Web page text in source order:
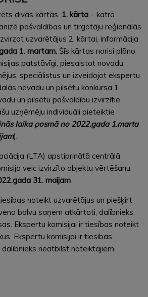
divās kārtās. 1. kārta – katrā
pašvaldības un tirgotāju reģionālās
uzvarētājus 2. kārtai, informācija
1. martam. Šīs kārtas norisi plāno
patstāvīgi, piesaistot novadu
speciālistus un izveidojot ekspertu
novadu un pilsētu konkursa 1.
un pilsētu pašvaldību izvirzītie
uzņēmēju individuāli pieteiktie
laika posmā no 2022.gada 1.marta
).
(LTA) apstiprinātā centrālā
veic izvirzīto objektu vērtēšanu
31. maijam
noteikt uzvarētājus un piešķirt
balvu saņem atkārtoti, dalībnieks
Ekspertu komisijai ir tiesības noteikt
Ekspertu komisijai ir tiesības
neatbilst noteiktajiem